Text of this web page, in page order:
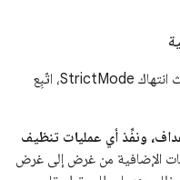
للحدّ من فرص إطلاق نية غير آمنة وحدوث انتهاك StrictMode، اتّبِع
ونفِّذ أي عمليات تنظيف
الإضافية من غرض إلى غرض